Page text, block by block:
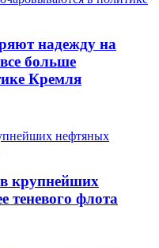
надежду на
больше
Кремля
крупнейших
теневого флота